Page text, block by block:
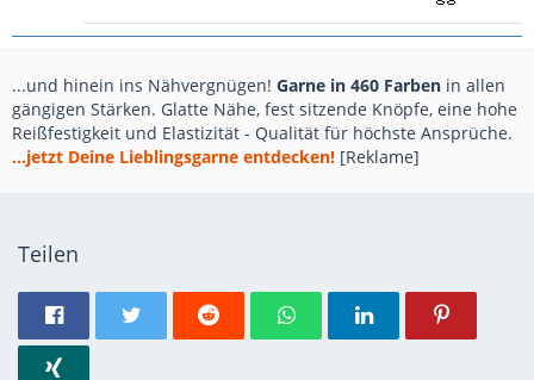
...und hinein ins Nähvergnügen! Garne in 460 Farben in allen
gängigen Stärken. Glatte Nähe, fest sitzende Knöpfe, eine hohe
Reißfestigkeit und Elastizität - Qualität für höchste Ansprüche.
...jetzt Deine Lieblingsgarne entdecken! [Reklame]
Teilen